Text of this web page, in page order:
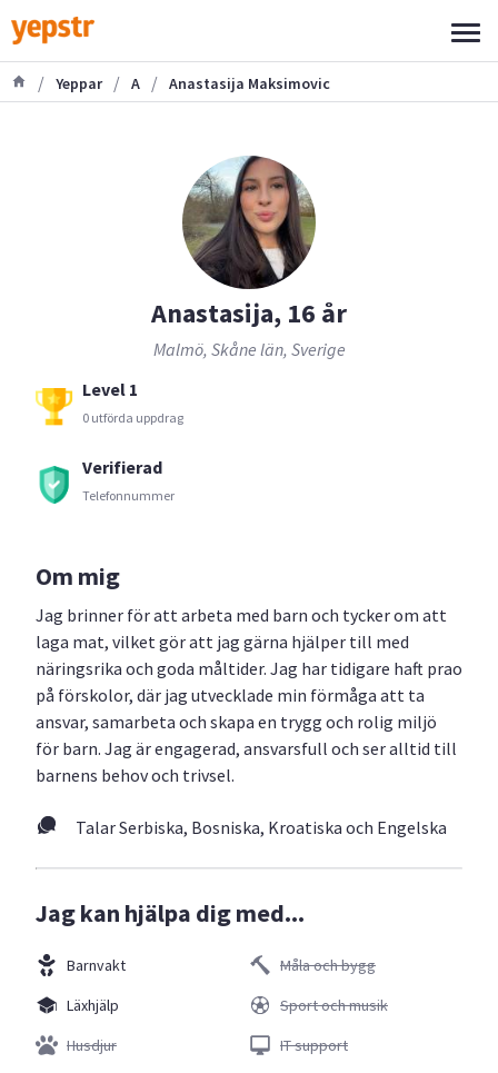
/ Yeppar / A / Anastasija Maksimovic
Anastasija, 16 år
Malmö, Skåne län, Sverige
Level 1
0 utförda uppdrag
Verifierad
Telefonnummer
Om mig
Jag brinner för att arbeta med barn och tycker om att
laga mat, vilket gör att jag gärna hjälper till med
näringsrika och goda måltider. Jag har tidigare haft prao
på förskolor, där jag utvecklade min förmåga att ta
ansvar, samarbeta och skapa en trygg och rolig miljö
för barn. Jag är engagerad, ansvarsfull och ser alltid till
barnens behov och trivsel.
Talar Serbiska, Bosniska, Kroatiska och Engelska
Jag kan hjälpa dig med...
Barnvakt
Läxhjälp
Husdjur
Måla och bygg
Sport och musik
IT support